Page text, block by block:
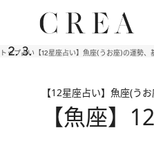
トップ占い 【12星座占い】魚座(うお座)の運勢、
【12星座占い】魚座(う
【魚座】